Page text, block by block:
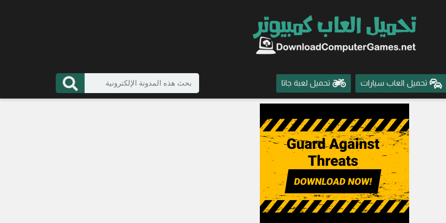
تحميل العاب سيارات تحميل لعبة جاتا